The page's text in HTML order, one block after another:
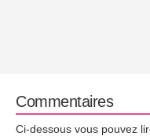
Commentaires
Ci-dessous vous pouvez